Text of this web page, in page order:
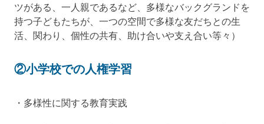
ツがある、一人親であるなど、多様なバックグランドを
持つ子どもたちが、一つの空間で多様な友だちとの生
活、関わり、個性の共有、助け合いや支え合い等々）
②小学校での人権学習
・多様性に関する教育実践